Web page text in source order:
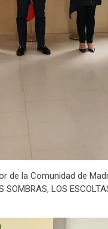
de la Comunidad de
LOS